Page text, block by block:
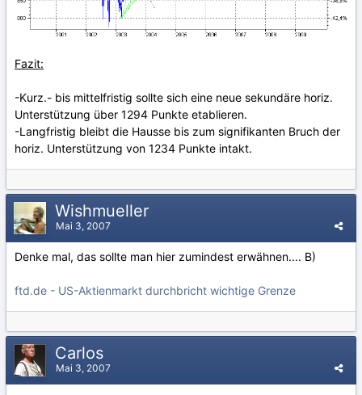
Fazit:
-Kurz.- bis mittelfristig sollte sich eine neue sekundäre horiz.
Unterstützung über 1294 Punkte etablieren.
-Langfristig bleibt die Hausse bis zum signifikanten Bruch der
horiz. Unterstützung von 1234 Punkte intakt.
Wishmueller
Mai 3, 2007
Denke mal, das sollte man hier zumindest erwähnen.... B)
ftd.de - US-Aktienmarkt durchbricht wichtige Grenze
Carlos
Mai 3, 2007